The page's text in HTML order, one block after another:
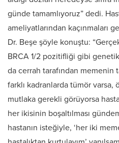
günde tamamlıyoruz” dedi.
ameliyatlarından kaçınmaları
Dr. Beşe şöyle konuştu:
BRCA 1/2 pozitifliği gibi
da cerrah tarafından memenin
farklı kadranlarda tümör
mutlaka gerekli görüyorsa
her ikisinin boşaltılması
hastanın isteğiyle, ‘her iki